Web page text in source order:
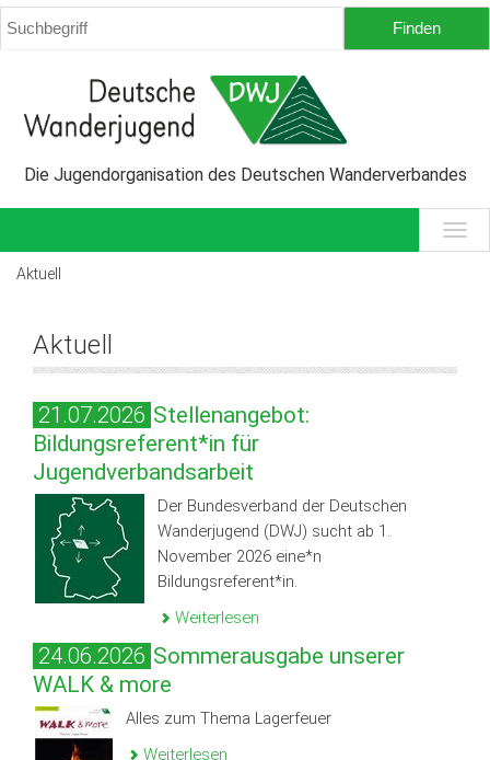
Die Jugendorganisation des Deutschen Wanderverbandes
Aktuell
Aktuell
21.07.2026 Stellenangebot:
Bildungsreferent*in für
Jugendverbandsarbeit
Der Bundesverband der Deutschen
Wanderjugend (DWJ) sucht ab 1.
November 2026 eine*n
Bildungsreferent*in.
Weiterlesen
24.06.2026 Sommerausgabe unserer
WALK & more
Alles zum Thema Lagerfeuer
Weiterlesen